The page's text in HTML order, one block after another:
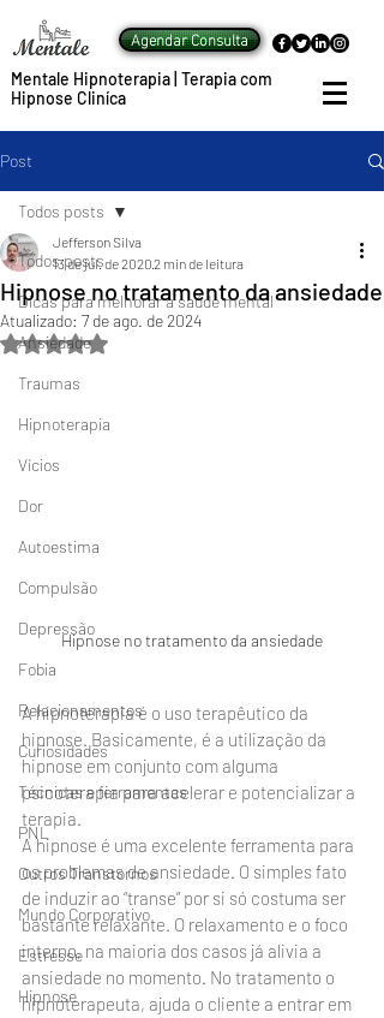
Agendar Consulta
Mentale Hipnoterapia | Terapia com
Hipnose Cliníca
Post
Todos posts
Dicas para melhorar a saúde mental
Ansiedade
Traumas
Hipnoterapia
Vícios
Dor
Autoestima
Compulsão
Depressão
Fobia
Relacionamentos
Curiosidades
Técnicas e ferramentas
PNL
Outros Transtornos
Mundo Corporativo
Estresse
Hipnose
Todos posts
Hipnose no tratamento da ansiedade
Jefferson Silva
13 de jul. de 20202 min de leitura
Atualizado: 7 de ago. de 2024
Avaliado com NaN de 5 estrelas.
Hipnose no tratamento da ansiedade
A hipnoterapia é o uso terapêutico da
hipnose. Basicamente, é a utilização da
hipnose em conjunto com alguma
psicoterapia para acelerar e potencializar a
terapia.
A hipnose é uma excelente ferramenta para
os problemas de ansiedade. O simples fato
de induzir ao “transe” por si só costuma ser
bastante relaxante. O relaxamento e o foco
interno, na maioria dos casos já alivia a
ansiedade no momento. No tratamento o
hipnoterapeuta, ajuda o cliente a entrar em